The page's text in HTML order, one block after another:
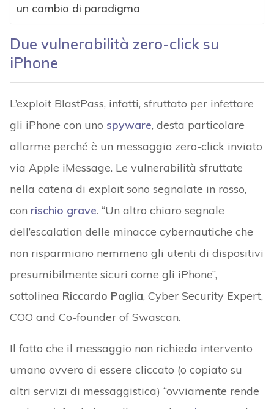
un cambio di paradigma
Due vulnerabilità zero-click su
iPhone
L’exploit BlastPass, infatti, sfruttato per infettare
gli iPhone con uno spyware, desta particolare
allarme perché è un messaggio zero-click inviato
via Apple iMessage. Le vulnerabilità sfruttate
nella catena di exploit sono segnalate in rosso,
con rischio grave. “Un altro chiaro segnale
dell’escalation delle minacce cybernautiche che
non risparmiano nemmeno gli utenti di dispositivi
presumibilmente sicuri come gli iPhone”,
sottolinea Riccardo Paglia, Cyber Security Expert,
COO and Co-founder of Swascan.
Il fatto che il messaggio non richieda intervento
umano ovvero di essere cliccato (o copiato su
altri servizi di messaggistica) “ovviamente rende